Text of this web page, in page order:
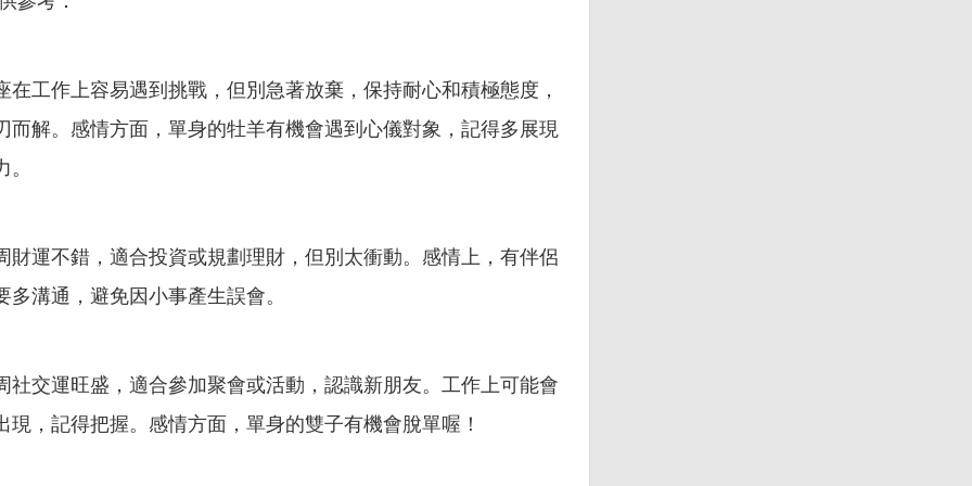
在工作上容易遇到挑戰，但別急著放棄，保持耐心和積極態度，
而解。感情方面，單身的牡羊有機會遇到心儀對象，記得多展現
財運不錯，適合投資或規劃理財，但別太衝動。感情上，有伴侶
多溝通，避免因小事產生誤會。
社交運旺盛，適合參加聚會或活動，認識新朋友。工作上可能會
現，記得把握。感情方面，單身的雙子有機會脫單喔！